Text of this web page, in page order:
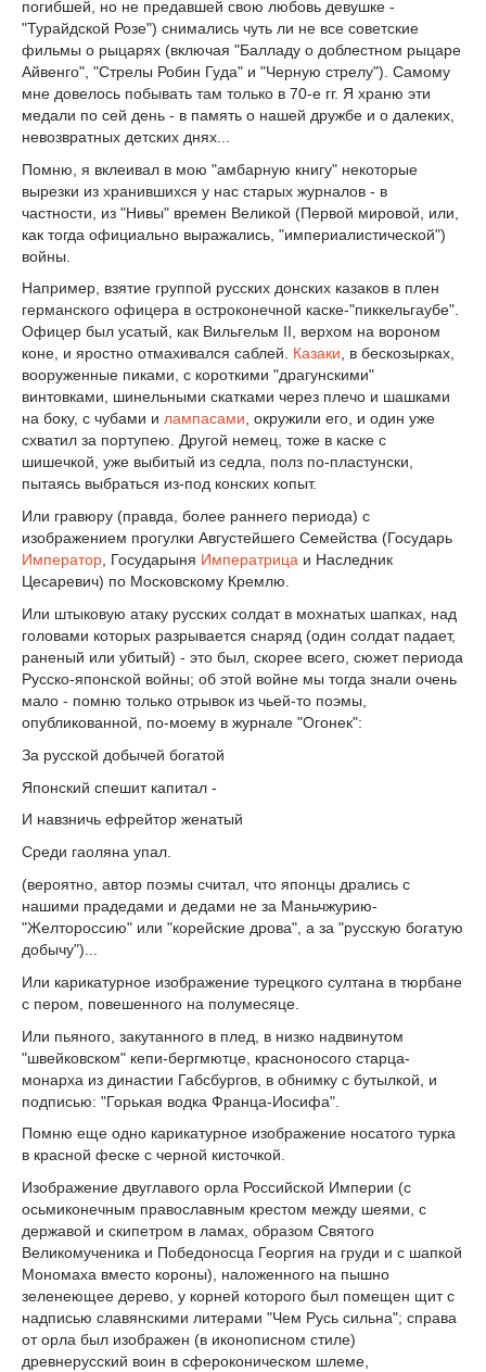
погибшей, но не предавшей свою любовь девушке -
"Турайдской Розе") снимались чуть ли не все советские
фильмы о рыцарях (включая "Балладу о доблестном рыцаре
Айвенго", "Стрелы Робин Гуда" и "Черную стрелу"). Самому
мне довелось побывать там только в 70-е гг. Я храню эти
медали по сей день - в память о нашей дружбе и о далеких,
невозвратных детских днях...
Помню, я вклеивал в мою "амбарную книгу" некоторые
вырезки из хранившихся у нас старых журналов - в
частности, из "Нивы" времен Великой (Первой мировой, или,
как тогда официально выражались, "империалистической")
войны.
Например, взятие группой русских донских казаков в плен
германского офицера в остроконечной каске-"пиккельгаубе".
Офицер был усатый, как Вильгельм II, верхом на вороном
коне, и яростно отмахивался саблей. Казаки, в бескозырках,
вооруженные пиками, с короткими "драгунскими"
винтовками, шинельными скатками через плечо и шашками
на боку, с чубами и лампасами, окружили его, и один уже
схватил за портупею. Другой немец, тоже в каске с
шишечкой, уже выбитый из седла, полз по-пластунски,
пытаясь выбраться из-под конских копыт.
Или гравюру (правда, более раннего периода) с
изображением прогулки Августейшего Семейства (Государь
Император , Государыня Императрица и Наследник
Цесаревич) по Московскому Кремлю.
Или штыковую атаку русских солдат в мохнатых шапках, над
головами которых разрывается снаряд (один солдат падает,
раненый или убитый) - это был, скорее всего, сюжет периода
Русско-японской войны; об этой войне мы тогда знали очень
мало - помню только отрывок из чьей-то поэмы,
опубликованной, по-моему в журнале "Огонек":
За русской добычей богатой
Японский спешит капитал -
И навзничь ефрейтор женатый
Среди гаоляна упал.
(вероятно, автор поэмы считал, что японцы дрались с
нашими прадедами и дедами не за Маньчжурию-
"Желтороссию" или "корейские дрова", а за "русскую богатую
добычу")...
Или карикатурное изображение турецкого султана в тюрбане
с пером, повешенного на полумесяце.
Или пьяного, закутанного в плед, в низко надвинутом
"швейковском" кепи-бергмютце, красноносого старца-
монарха из династии Габсбургов, в обнимку с бутылкой, и
подписью: "Горькая водка Франца-Иосифа".
Помню еще одно карикатурное изображение носатого турка
в красной феске с черной кисточкой.
Изображение двуглавого орла Российской Империи (с
осьмиконечным православным крестом между шеями, с
державой и скипетром в ламах, образом Святого
Великомученика и Победоносца Георгия на груди и с шапкой
Мономаха вместо короны), наложенного на пышно
зеленеющее дерево, у корней которого был помещен щит с
надписью славянскими литерами "Чем Русь сильна"; справа
от орла был изображен (в иконописном стиле)
древнерусский воин в сфероконическом шлеме,